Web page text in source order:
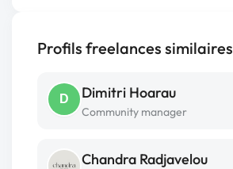
Profils freelances similaires
D Dimitri Hoarau
Community manager
Chandra Radjavelou